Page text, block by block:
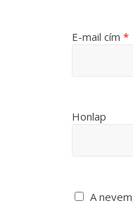
E-mail cím *
Honlap
A